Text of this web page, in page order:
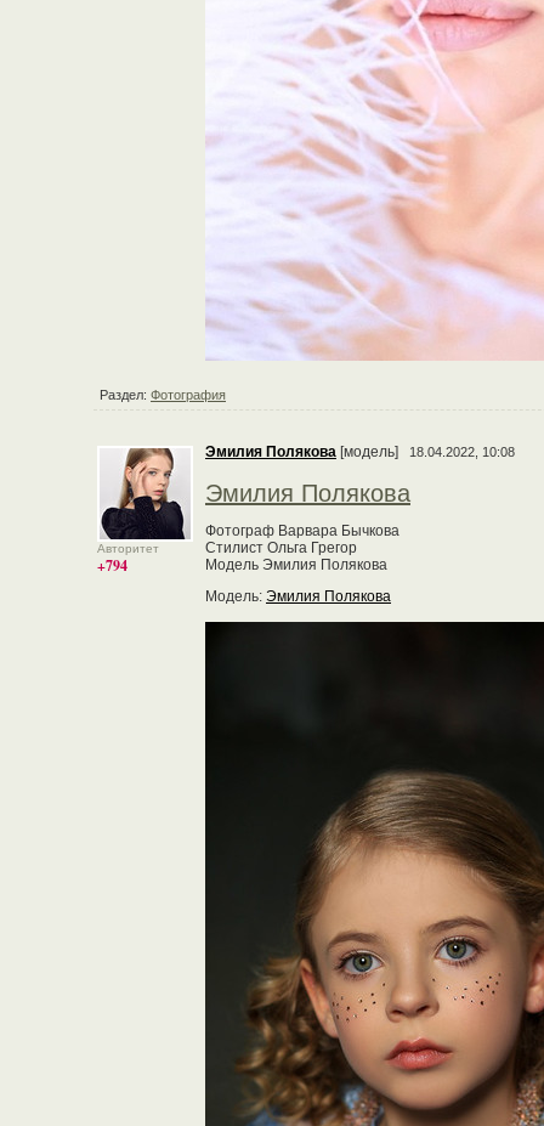
Раздел: Фотография
Авторитет
+794
Эмилия Полякова [модель] 18.04.2022, 10:08
Эмилия Полякова
Фотограф Варвара Бычкова
Стилист Ольга Грегор
Модель Эмилия Полякова
Модель: Эмилия Полякова